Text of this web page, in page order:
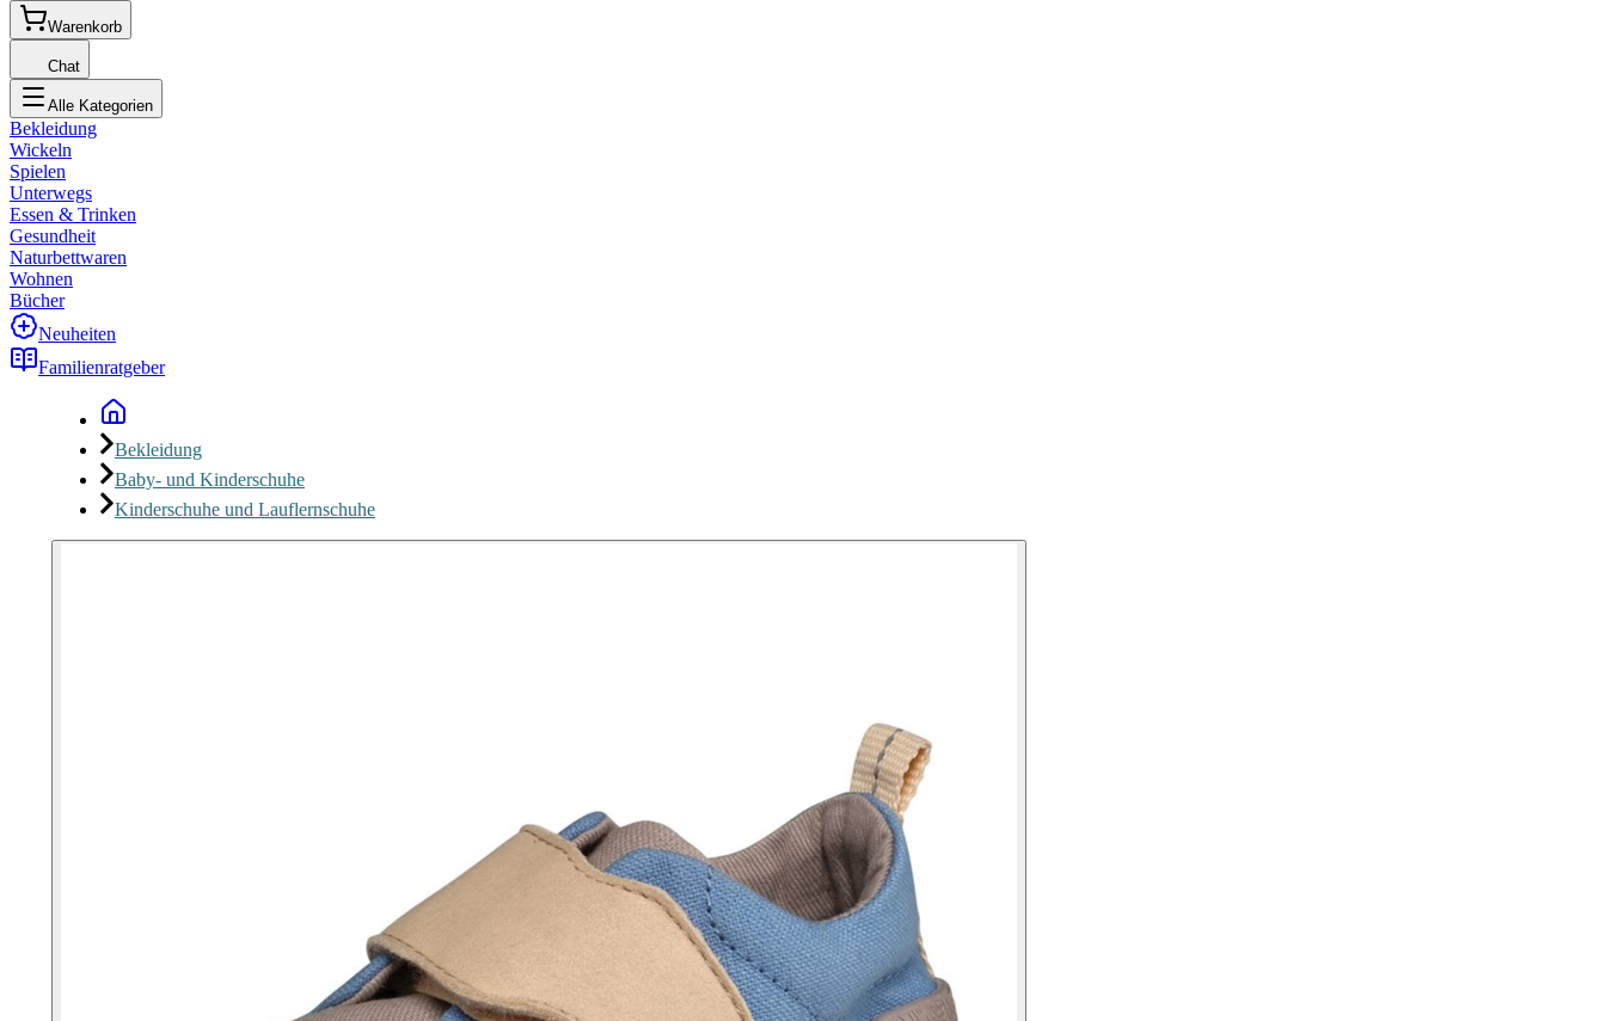
Warenkorb
Chat
Alle Kategorien
Bekleidung
Wickeln
Spielen
Unterwegs
Essen & Trinken
Gesundheit
Naturbettwaren
Wohnen
Bücher
Neuheiten
Familienratgeber
Bekleidung
Baby- und Kinderschuhe
Kinderschuhe und Lauflernschuhe